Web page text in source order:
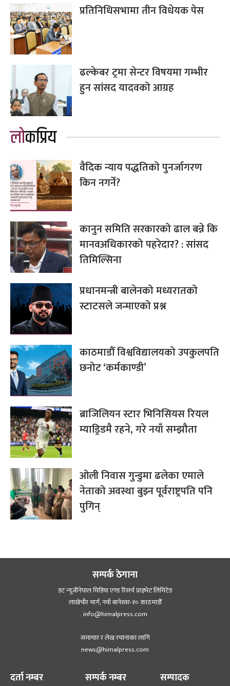
प्रतिनिधिसभामा तीन विधेयक पेस
ढल्केबर ट्रमा सेन्टर विषयमा गम्भीर
हुन सांसद यादवको आग्रह
लोकप्रिय
वैदिक न्याय पद्धतिको पुनर्जागरण
किन नगर्ने?
कानुन समिति सरकारको ढाल बन्ने कि
मानवअधिकारको पहरेदार? : सांसद
तिमिल्सिना
प्रधानमन्त्री बालेनको मध्यरातको
स्टाटसले जन्माएको प्रश्न
काठमाडौँ विश्वविद्यालयको उपकुलपति
छनोट ‘कर्मकाण्डी’
ब्राजिलियन स्टार भिनिसियस रियल
म्याड्रिडमै रहने, गरे नयाँ सम्झौता
ओली निवास गुन्डुमा ढलेका एमाले
नेताको अवस्था बुझ्न पूर्वराष्ट्रपति पनि
पुगिन्
सम्पर्क ठेगाना
डट न्यूजीनेपाल मिडिया एण्ड रिसर्च प्राइभेट लिमिटेड
लाखेचौर मार्ग, नयाँ बानेश्‍वर-१० काठमाडौँ
info@himalpress.com
समाचार र लेख रचानाका लागि
news@himalpress.com
दर्ता नम्बर सम्पर्क नम्बर सम्पादक